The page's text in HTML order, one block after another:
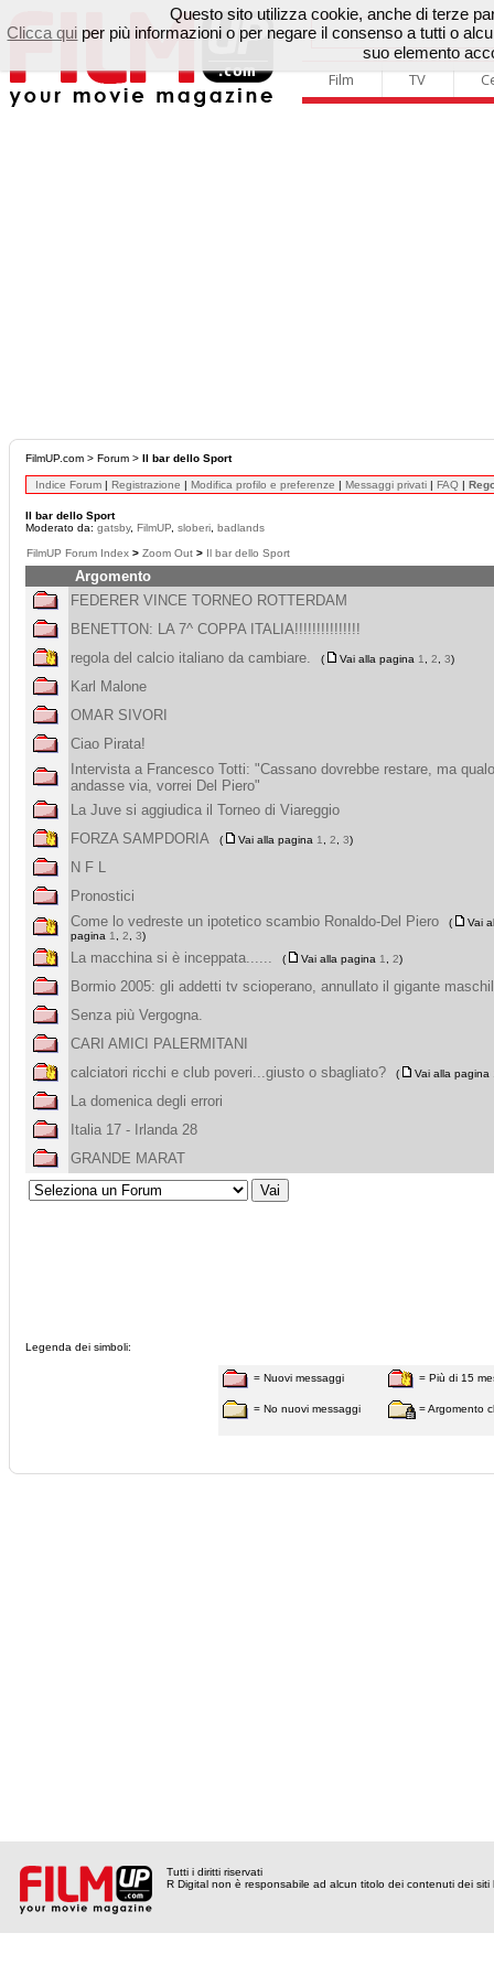
Film TV
FilmUP.com > Forum > Il bar dello Sport
Indice Forum | Registrazione | Modifica profilo e preferenze | Messaggi privati | FAQ |
Il bar dello Sport
Moderato da: gatsby, FilmUP sloberi badlands
FilmUP Forum Index > Zoom Out > Il bar dello Sport
Argomento
FEDERER VINCE TORNEO ROTTERDAM
BENETTON: LA 7^ COPPA ITALIA!!!!!!!!!!!!!!!
regola del calcio italiano da cambiare.
( Vai alla pagina 1 2 3)
Karl Malone
OMAR SIVORI
Ciao Pirata!
Intervista a Francesco Totti: "Cassano dovrebbe restare, ma
andasse via, vorrei Del Piero"
La Juve si aggiudica il Torneo di Viareggio
FORZA SAMPDORIA
( Vai alla pagina 1 2 3)
N F L
Pronostici
Come lo vedreste un ipotetico scambio Ronaldo-Del Piero
(
Vai
pagina 1 2 3)
La macchina si è inceppata...... ( Vai alla pagina 1 2)
Bormio 2005: gli addetti tv scioperano, annullato il gigante
Senza più Vergogna.
CARI AMICI PALERMITANI
calciatori ricchi e club poveri...giusto o sbagliato?
( Vai alla pagina
La domenica degli errori
Italia 17 - Irlanda 28
GRANDE MARAT
Legenda dei simboli:
= Nuovi messaggi
= No nuovi messaggi
= Più di 15
= Argomento
Tutti i diritti riservati
R Digital non è responsabile ad alcun titolo dei contenuti dei siti
Questo sito utilizza cookie, anche di terze
Clicca qui per più informazioni o per negare il consenso a tutti o
suo elemento